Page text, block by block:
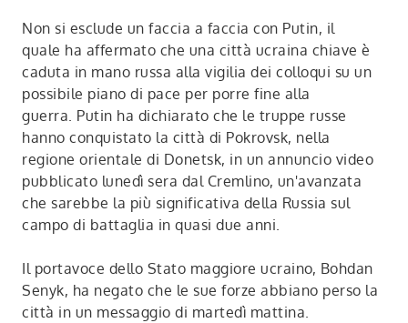
Non si esclude un faccia a faccia con Putin, il
quale ha affermato che una città ucraina chiave è
caduta in mano russa alla vigilia dei colloqui su un
possibile piano di pace per porre fine alla
guerra. Putin ha dichiarato che le truppe russe
hanno conquistato la città di Pokrovsk, nella
regione orientale di Donetsk, in un annuncio video
pubblicato lunedì sera dal Cremlino, un'avanzata
che sarebbe la più significativa della Russia sul
campo di battaglia in quasi due anni.
Il portavoce dello Stato maggiore ucraino, Bohdan
Senyk, ha negato che le sue forze abbiano perso la
città in un messaggio di martedì mattina.